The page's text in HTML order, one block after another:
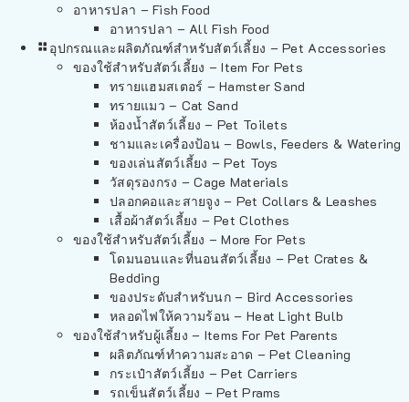
อาหารปลา – Fish Food
อาหารปลา – All Fish Food
อุปกรณและผลิตภัณฑ์สำหรับสัตว์เลี้ยง – Pet Accessories
ของใช้สำหรับสัตว์เลี้ยง – Item For Pets
ทรายแฮมสเตอร์ – Hamster Sand
ทรายแมว – Cat Sand
ห้องน้ำสัตว์เลี้ยง – Pet Toilets
ชามและเครื่องป้อน – Bowls, Feeders & Watering
ของเล่นสัตว์เลี้ยง – Pet Toys
วัสดุรองกรง – Cage Materials
ปลอกคอและสายจูง – Pet Collars & Leashes
เสื้อผ้าสัตว์เลี้ยง – Pet Clothes
ของใช้สำหรับสัตว์เลี้ยง – More For Pets
โดมนอนและที่นอนสัตว์เลี้ยง – Pet Crates &
Bedding
ของประดับสำหรับนก – Bird Accessories
หลอดไฟให้ความร้อน – Heat Light Bulb
ของใช้สำหรับผู้เลี้ยง – Items For Pet Parents
ผลิตภัณฑ์ทำความสะอาด – Pet Cleaning
กระเป๋าสัตว์เลี้ยง – Pet Carriers
รถเข็นสัตว์เลี้ยง – Pet Prams